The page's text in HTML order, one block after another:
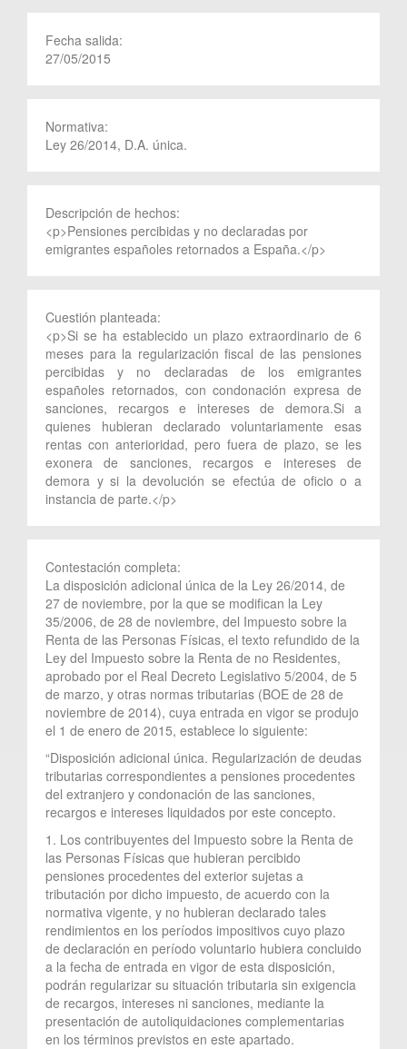
Fecha salida:
27/05/2015
Normativa:
Ley 26/2014, D.A. única.
Descripción de hechos:
<p>Pensiones percibidas y no declaradas por
emigrantes españoles retornados a España.</p>
Cuestión planteada:
<p>Si se ha establecido un plazo extraordinario de 6
meses para la regularización fiscal de las pensiones
percibidas y no declaradas de los emigrantes
españoles retornados, con condonación expresa de
sanciones, recargos e intereses de demora.Si a
quienes hubieran declarado voluntariamente esas
rentas con anterioridad, pero fuera de plazo, se les
exonera de sanciones, recargos e intereses de
demora y si la devolución se efectúa de oficio o a
instancia de parte.</p>
Contestación completa:
La disposición adicional única de la Ley 26/2014, de
27 de noviembre, por la que se modifican la Ley
35/2006, de 28 de noviembre, del Impuesto sobre la
Renta de las Personas Físicas, el texto refundido de la
Ley del Impuesto sobre la Renta de no Residentes,
aprobado por el Real Decreto Legislativo 5/2004, de 5
de marzo, y otras normas tributarias (BOE de 28 de
noviembre de 2014), cuya entrada en vigor se produjo
el 1 de enero de 2015, establece lo siguiente:
“Disposición adicional única. Regularización de deudas
tributarias correspondientes a pensiones procedentes
del extranjero y condonación de las sanciones,
recargos e intereses liquidados por este concepto.
1. Los contribuyentes del Impuesto sobre la Renta de
las Personas Físicas que hubieran percibido
pensiones procedentes del exterior sujetas a
tributación por dicho impuesto, de acuerdo con la
normativa vigente, y no hubieran declarado tales
rendimientos en los períodos impositivos cuyo plazo
de declaración en período voluntario hubiera concluido
a la fecha de entrada en vigor de esta disposición,
podrán regularizar su situación tributaria sin exigencia
de recargos, intereses ni sanciones, mediante la
presentación de autoliquidaciones complementarias
en los términos previstos en este apartado.